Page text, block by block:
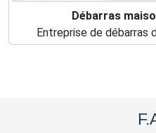
Débarras
Entreprise de débarras